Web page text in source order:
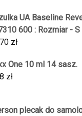
UA Baseline
600 : Rozmiar - S
zł
One 10 ml 14 sasz.
zł
plecak do